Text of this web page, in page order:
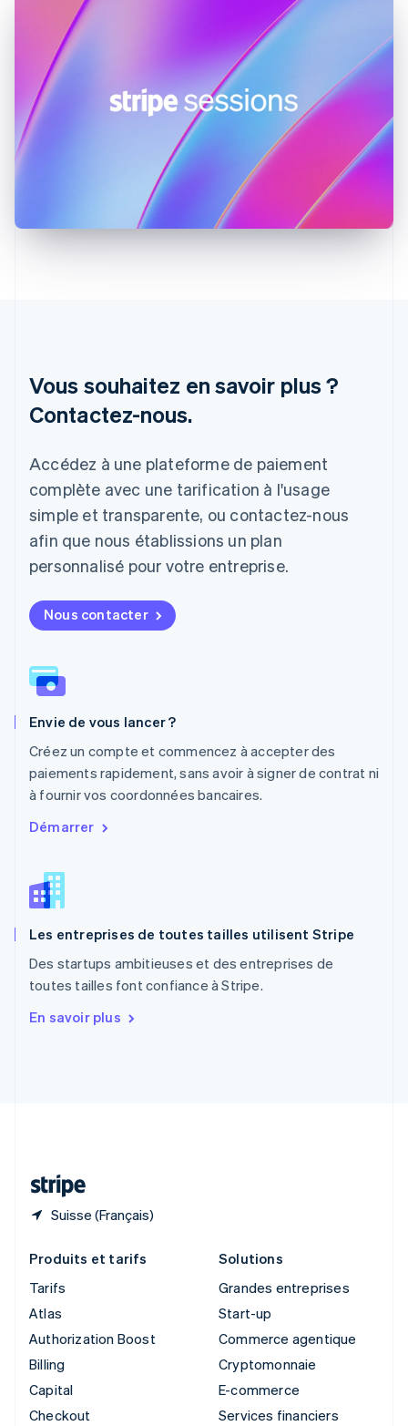
Vous souhaitez en savoir plus ?
Contactez-nous.
Accédez à une plateforme de paiement
complète avec une tarification à l'usage
simple et transparente, ou contactez-nous
afin que nous établissions un plan
personnalisé pour votre entreprise.
Nous contacter
Envie de vous lancer ?
Créez un compte et commencez à accepter des
paiements rapidement, sans avoir à signer de contrat ni
à fournir vos coordonnées bancaires.
Démarrer
Les entreprises de toutes tailles utilisent Stripe
Des startups ambitieuses et des entreprises de
toutes tailles font confiance à Stripe.
En savoir plus
Suisse (Français)
États-Unis
English
Finlande
English
France
English
Inde
Lettonie
English
Liechtenstein
English
Luxembourg
Français Deutsch
Malaisie
English 简体中文
Malte
Mexique
EspañolEnglish
Norvège
Nouvelle-Zélande
English
NederlandsEnglish
Portugal
Português English
R.A.S. de Hong Kong, Chine
English
Roumanie
Royaume-Uni
Singapour
English简体中文
English
Produits et tarifs
Tarifs
Atlas
Authorization Boost
Billing
Capital
Checkout
Solutions
Grandes entreprises
Start-up
Commerce agentique
Cryptomonnaie
E-commerce
Services financiers